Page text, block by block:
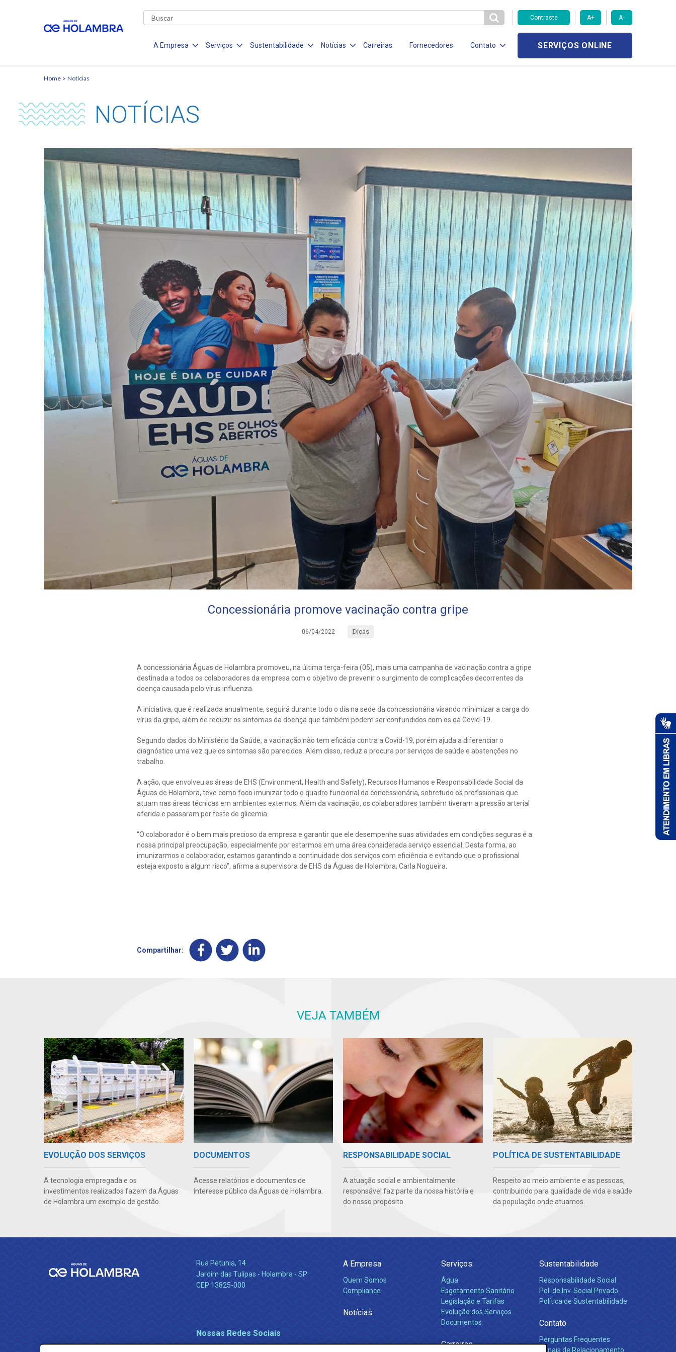
Contraste A+ A-
A Empresa Serviços Sustentabilidade Notícias Carreiras Fornecedores Contato SERVIÇOS ONLINE
Home Notícias
NOTÍCIAS
Concessionária promove vacinação contra gripe
06/04/2022 Dicas
A concessionária Águas de Holambra promoveu, na última terça-feira (05), mais uma campanha de vacinação contra a gripe
destinada a todos os colaboradores da empresa com o objetivo de prevenir o surgimento de complicações decorrentes da
doença causada pelo vírus influenza.
A iniciativa, que é realizada anualmente, seguirá durante todo o dia na sede da concessionária visando minimizar a carga do
vírus da gripe, além de reduzir os sintomas da doença que também podem ser confundidos com os da Covid-19.
Segundo dados do Ministério da Saúde, a vacinação não tem eficácia contra a Covid-19, porém ajuda a diferenciar o
diagnóstico uma vez que os sintomas são parecidos. Além disso, reduz a procura por serviços de saúde e abstenções no
trabalho.
A ação, que envolveu as áreas de EHS (Environment, Health and Safety), Recursos Humanos e Responsabilidade Social da
Águas de Holambra, teve como foco imunizar todo o quadro funcional da concessionária, sobretudo os profissionais que
atuam nas áreas técnicas em ambientes externos. Além da vacinação, os colaboradores também tiveram a pressão arterial
aferida e passaram por teste de glicemia.
“O colaborador é o bem mais precioso da empresa e garantir que ele desempenhe suas atividades em condições seguras é a
nossa principal preocupação, especialmente por estarmos em uma área considerada serviço essencial. Desta forma, ao
imunizarmos o colaborador, estamos garantindo a continuidade dos serviços com eficiência e evitando que o profissional
esteja exposto a algum risco”, afirma a supervisora de EHS da Águas de Holambra, Carla Nogueira.
Compartilhar:
VEJA TAMBÉM
EVOLUÇÃO DOS SERVIÇOS
A tecnologia empregada e os
investimentos realizados fazem da Águas
de Holambra um exemplo de gestão.
DOCUMENTOS
Acesse relatórios e documentos de
interesse público da Águas de Holambra.
RESPONSABILIDADE SOCIAL
A atuação social e ambientalmente
responsável faz parte da nossa história e
do nosso propósito.
POLÍTICA DE SUSTENTABILIDADE
Respeito ao meio ambiente e as pessoas,
contribuindo para qualidade de vida e saúde
da população onde atuamos.
Rua Petunia, 14
Jardim das Tulipas - Holambra - SP
CEP 13825-000
Nossas Redes Sociais
A Empresa
Quem Somos
Compliance
Notícias
Serviços
Água
Esgotamento Sanitário
Legislação e Tarifas
Evolução dos Serviços
Documentos
Carreiras
Sustentabilidade
Responsabilidade Social
Pol. de Inv. Social Privado
Política de Sustentabilidade
Contato
Perguntas Frequentes
Canais de Relacionamento